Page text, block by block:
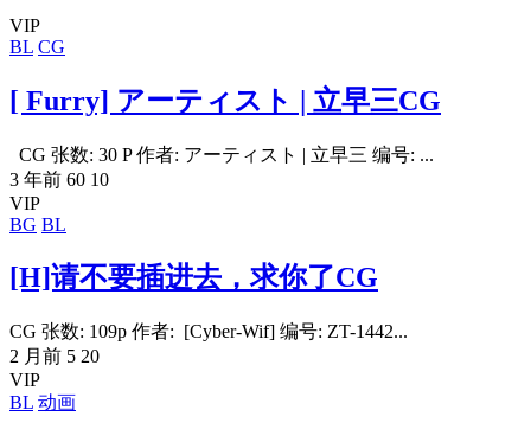
VIP
BL CG
[ Furry] アーティスト | 立早三CG
CG 张数: 30 P 作者: アーティスト | 立早三 编号: ...
3 年前 60 10
VIP
BG BL
[H]请不要插进去，求你了CG
CG 张数: 109p 作者: [Cyber-Wif] 编号: ZT-1442...
2 月前 5 20
VIP
BL 动画